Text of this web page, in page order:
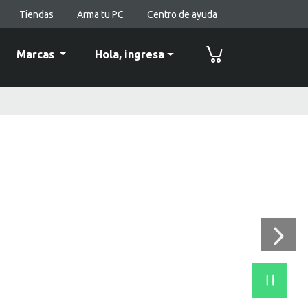
Tiendas Arma tu PC Centro de ayuda
Marcas Hola, ingresa